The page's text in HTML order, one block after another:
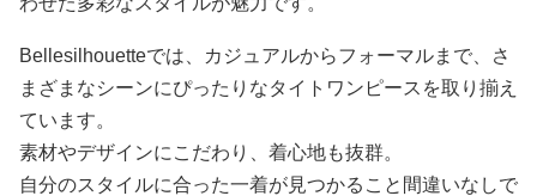
Bellesilhouetteでは、カジュアルからフォーマルまで、さ
まざまなシーンにぴったりなタイトワンピースを取り揃え
ています。
素材やデザインにこだわり、着心地も抜群。
自分のスタイルに合った一着が見つかること間違いなしで